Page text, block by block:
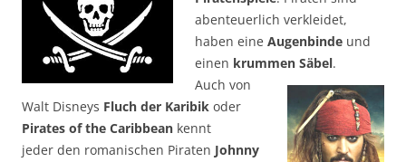
abenteuerlich verkleidet,
haben eine Augenbinde und
einen krummen Säbel.
Auch von
Walt Disneys Fluch der Karibik oder
Pirates of the Caribbean kennt
jeder den romanischen Piraten Johnny